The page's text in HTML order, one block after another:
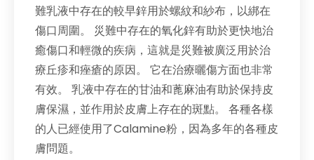
難乳液中存在的較早鋅用於螺紋和紗布，以綁在
傷口周圍。 災難中存在的氧化鋅有助於更快地治
癒傷口和輕微的疾病，這就是災難被廣泛用於治
療丘疹和痤瘡的原因。 它在治療曬傷方面也非常
有效。 乳液中存在的甘油和蓖麻油有助於保持皮
膚保濕，並作用於皮膚上存在的斑點。 各種各樣
的人已經使用了Calamine粉，因為多年的各種皮
膚問題。